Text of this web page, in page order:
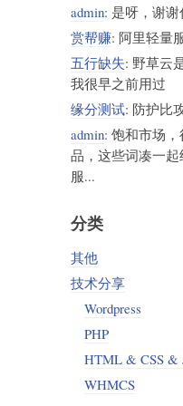
admin: 是呀，谢
赏帮赚: 阿里轻量
五行缺失: 野草云
我很早之前用过
缘分测试: 防护比
admin: 饱和市场
品，这些词凑一
服...
分类
其他
技术分享
Wordpress
PHP
HTML & CSS &
WHMCS